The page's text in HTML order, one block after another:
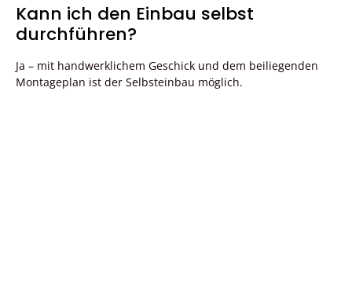
Kann ich den Einbau selbst
durchführen?
Ja – mit handwerklichem Geschick und dem beiliegenden
Montageplan ist der Selbsteinbau möglich.